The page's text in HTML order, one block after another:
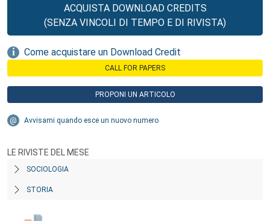
ACQUISTA DOWNLOAD CREDITS
(SENZA VINCOLI DI TEMPO E DI RIVISTA)
Come acquistare un Download Credit
CALL FOR PAPERS
PROPONI UN ARTICOLO
Avvisami quando esce un nuovo numero
LE RIVISTE DEL MESE
SOCIOLOGIA
STORIA